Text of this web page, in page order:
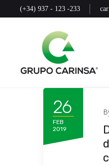
(+34) 937 - 123 -233
26
FEB
2019